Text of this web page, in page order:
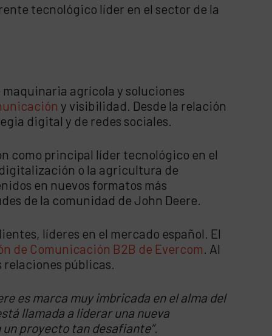
tecnológico líder en el sector de la
agrícola y soluciones
y visibilidad. Desde la relación
digital y de redes sociales.
como principal líder tecnológico en el
o la agricultura de
en nuevos formatos más
de la comunidad de John Deere.
líderes en el mercado español. El
de Comunicación B2B de Evercom. Al
públicas.
es marca muy imbricada en el alma del
llamada a liderar una nueva
proyecto tan desafiante”.